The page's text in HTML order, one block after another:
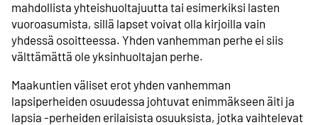
mahdollista yhteishuoltajuutta tai esimerkiksi lasten
vuoroasumista, sillä lapset voivat olla kirjoilla vain
yhdessä osoitteessa. Yhden vanhemman perhe ei siis
välttämättä ole yksinhuoltajan perhe.
Maakuntien väliset erot yhden vanhemman
lapsiperheiden osuudessa johtuvat enimmäkseen äiti ja
lapsia -perheiden erilaisista osuuksista, jotka vaihtelevat